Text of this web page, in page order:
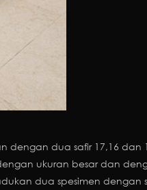
dua safir 17,16 dan
ukuran besar dan
dua spesimen dengan